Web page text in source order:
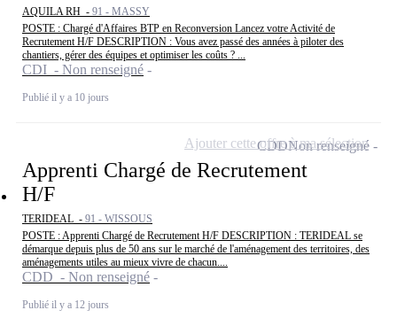
AQUILA RH - 91 - MASSY
POSTE : Chargé d'Affaires BTP en Reconversion Lancez votre Activité de
Recrutement H/F DESCRIPTION : Vous avez passé des années à piloter des
chantiers, gérer des équipes et optimiser les coûts ? ...
CDI - Non renseigné
Publié il y a 10 jours
Apprenti Chargé de Recrutement
H/F
TERIDEAL - 91 - WISSOUS
POSTE : Apprenti Chargé de Recrutement H/F DESCRIPTION : TERIDEAL se
démarque depuis plus de 50 ans sur le marché de l'aménagement des territoires, des
aménagements utiles au mieux vivre de chacun....
CDD - Non renseigné
Publié il y a 12 jours
CDDNon renseigné
Ajouter cette offre à ma sélection